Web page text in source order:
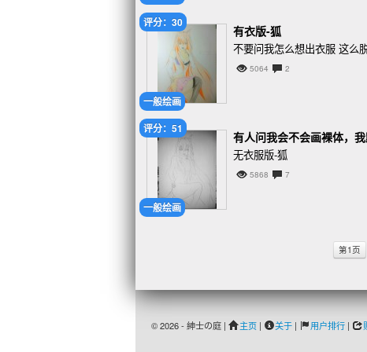
一般绘画
评分：30
有衣版-狐
不要问我怎么想出衣服 这么
5064 2
一般绘画
评分：51
有人问我会不会画裸体，
无衣服版-狐
5868 7
第1页
© 2026 - 紳士の庭 | 主页 | 关于 | 用户排行 |